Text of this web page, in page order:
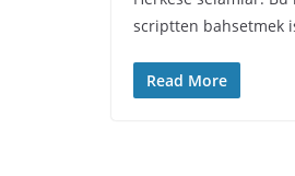
scriptten bahsetmek
Read More